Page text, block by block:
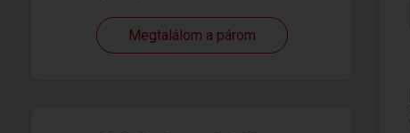
Megtalálom a párom